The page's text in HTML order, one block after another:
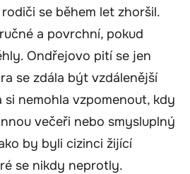
se během let zhoršil.
a povrchní, pokud
Ondřejovo pití se jen
se zdála být vzdálenější
si nemohla vzpomenout, kdy
večeři nebo smysluplný
by byli cizinci žijící
se nikdy neprotly.